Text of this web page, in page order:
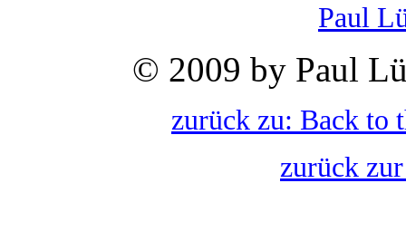
Paul
© 2009 by Paul
zurück zu: Back to
zurück